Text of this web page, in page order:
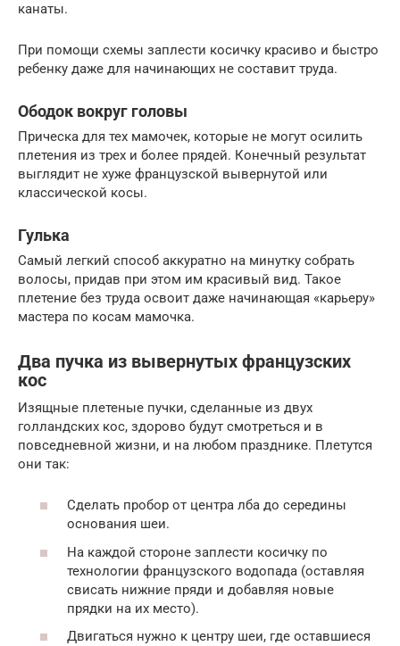
канаты.
При помощи схемы заплести косичку красиво и быстро
ребенку даже для начинающих не составит труда.
Ободок вокруг головы
Прическа для тех мамочек, которые не могут осилить
плетения из трех и более прядей. Конечный результат
выглядит не хуже французской вывернутой или
классической косы.
Гулька
Самый легкий способ аккуратно на минутку собрать
волосы, придав при этом им красивый вид. Такое
плетение без труда освоит даже начинающая «карьеру»
мастера по косам мамочка.
Два пучка из вывернутых французских
кос
Изящные плетеные пучки, сделанные из двух
голландских кос, здорово будут смотреться и в
повседневной жизни, и на любом празднике. Плетутся
они так:
Сделать пробор от центра лба до середины
основания шеи.
На каждой стороне заплести косичку по
технологии французского водопада (оставляя
свисать нижние пряди и добавляя новые
прядки на их место).
Двигаться нужно к центру шеи, где оставшиеся